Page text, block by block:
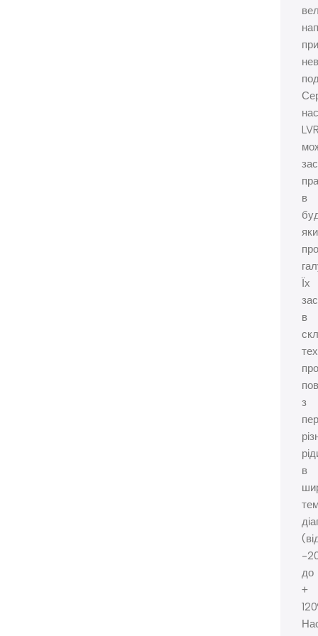
при
в
Їх
в
з
в
-
до
+